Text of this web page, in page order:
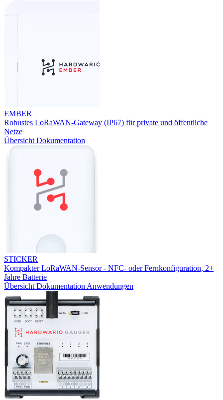
EMBER
Robustes LoRaWAN-Gateway (IP67) für private und öffentliche
Netze
Übersicht Dokumentation
STICKER
Kompakter LoRaWAN-Sensor - NFC- oder Fernkonfiguration, 2+
Jahre Batterie
Übersicht Dokumentation Anwendungen